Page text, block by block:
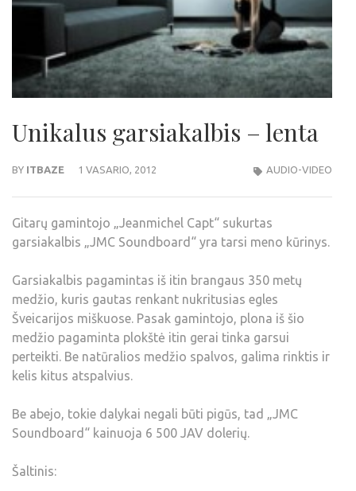
Unikalus garsiakalbis – lenta
BY ITBAZE 1 VASARIO, 2012 AUDIO-VIDEO
Gitarų gamintojo „Jeanmichel Capt“ sukurtas
garsiakalbis „JMC Soundboard“ yra tarsi meno kūrinys.
Garsiakalbis pagamintas iš itin brangaus 350 metų
medžio, kuris gautas renkant nukritusias egles
Šveicarijos miškuose. Pasak gamintojo, plona iš šio
medžio pagaminta plokštė itin gerai tinka garsui
perteikti. Be natūralios medžio spalvos, galima rinktis ir
kelis kitus atspalvius.
Be abejo, tokie dalykai negali būti pigūs, tad „JMC
Soundboard“ kainuoja 6 500 JAV dolerių.
Šaltinis: